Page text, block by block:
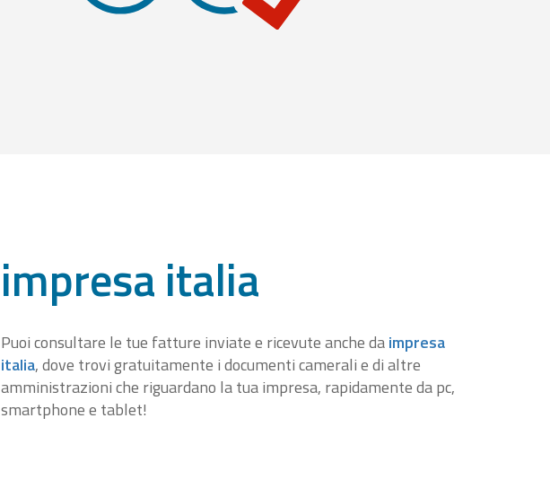
impresa italia
Puoi consultare le tue fatture inviate e ricevute anche daimpresa
italia, dove trovi gratuitamente i documenti camerali e di altre
amministrazioni che riguardano la tua impresa, rapidamente da pc,
smartphone e tablet!